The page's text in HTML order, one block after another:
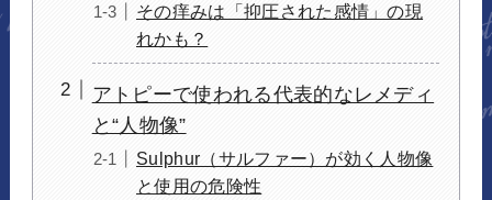
その痒みは「抑圧された感情」の現
れかも？
アトピーで使われる代表的なレメディ
と“人物像”
Sulphur（サルファー）が効く人物像
と使用の危険性